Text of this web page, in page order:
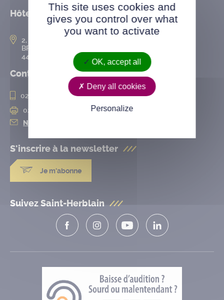
Hôtel de ville
2, rue de l’Hôtel-de-Ville
BP 50167
44802 Saint-Herblain cedex
Contact
02 28 25 20 00
02 28 25 20 10
Nous contacter
S'inscrire à la newsletter
Je m'abonne
Suivez Saint-Herblain
This site uses cookies and
gives you control over what
you want to activate
OK, accept all
Deny all cookies
Personalize